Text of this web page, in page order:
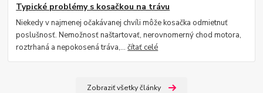
Typické problémy s kosačkou na trávu
Niekedy v najmenej očakávanej chvíli môže kosačka odmietnuť
poslušnosť. Nemožnosť naštartovať, nerovnomerný chod motora,
roztrhaná a nepokosená tráva,...čítať celé
Zobraziť všetky články